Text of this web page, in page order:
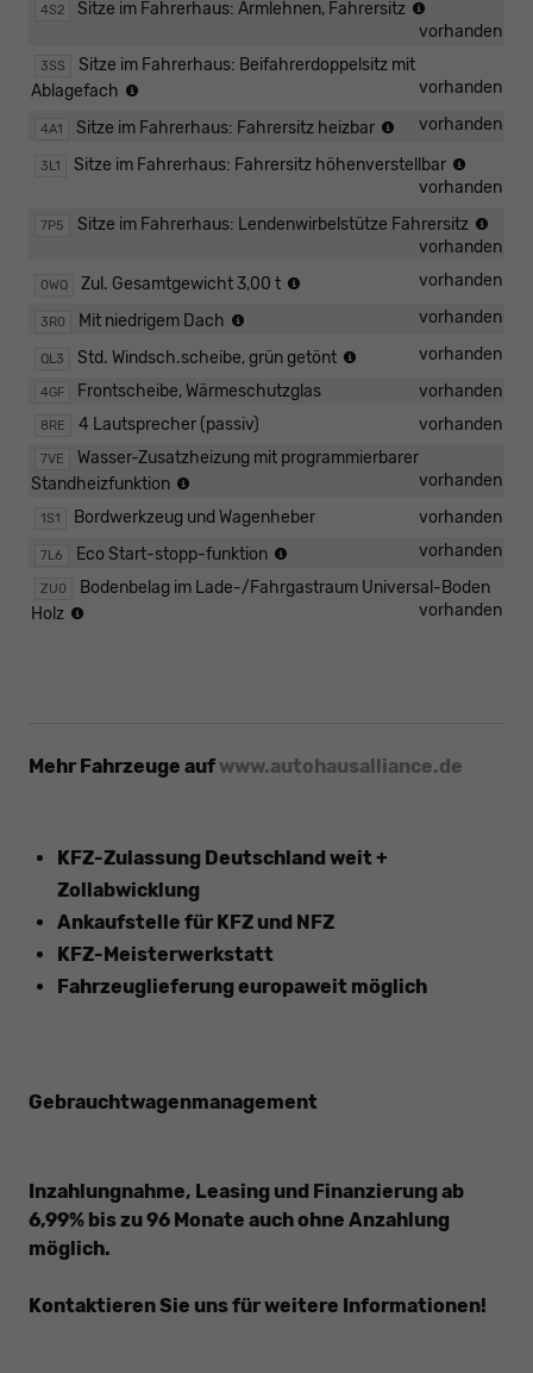
4S2 Sitze im Fahrerhaus: Armlehnen, Fahrersitz
für
im
Fahrerhaus
vorhanden
3SS
Sitze im Fahrerhaus: Beifahrerdoppelsitz mit
Ablagefach
Fahrerhaus
rechts
vorhanden
4A1 Sitze im Fahrerhaus: Fahrersitz heizbar
Sitzheizung
Sitz
Fahrerhaus,
vorhanden
3L1 Sitze im Fahrerhaus: Fahrersitz höhenverstellbar
für
im
vorhanden
7P5 Sitze im Fahrerhaus: Lendenwirbelstütze Fahrersitz
für
in
vorhanden
0WQ Zul. Gesamtgewicht 3,00 t
kg
vorhanden
3R0 Mit niedrigem Dach vorhanden
QL3 Std. Windsch.scheibe, grün getönt vorhanden
4GF Frontscheibe, Wärmeschutzglas vorhanden
8RE 4 Lautsprecher (passiv) vorhanden
7VE
Wasser-Zusatzheizung mit programmierbarer
Standheizfunktion
vorhanden
1S1 Bordwerkzeug und Wagenheber vorhanden
7L6 Eco Start-stopp-funktion
mit
vorhanden
ZU0
Bodenbelag im Lade-/Fahrgastraum Universal-Boden
Holz
vorhanden
Mehr Fahrzeuge auf www.autohausalliance.de
KFZ-Zulassung Deutschland weit +
Zollabwicklung
Ankaufstelle für KFZ und NFZ
KFZ-Meisterwerkstatt
Fahrzeuglieferung europaweit möglich
Gebrauchtwagenmanagement
Inzahlungnahme, Leasing und Finanzierung ab
6,99% bis zu 96 Monate auch ohne Anzahlung
möglich.
Kontaktieren Sie uns für weitere Informationen!